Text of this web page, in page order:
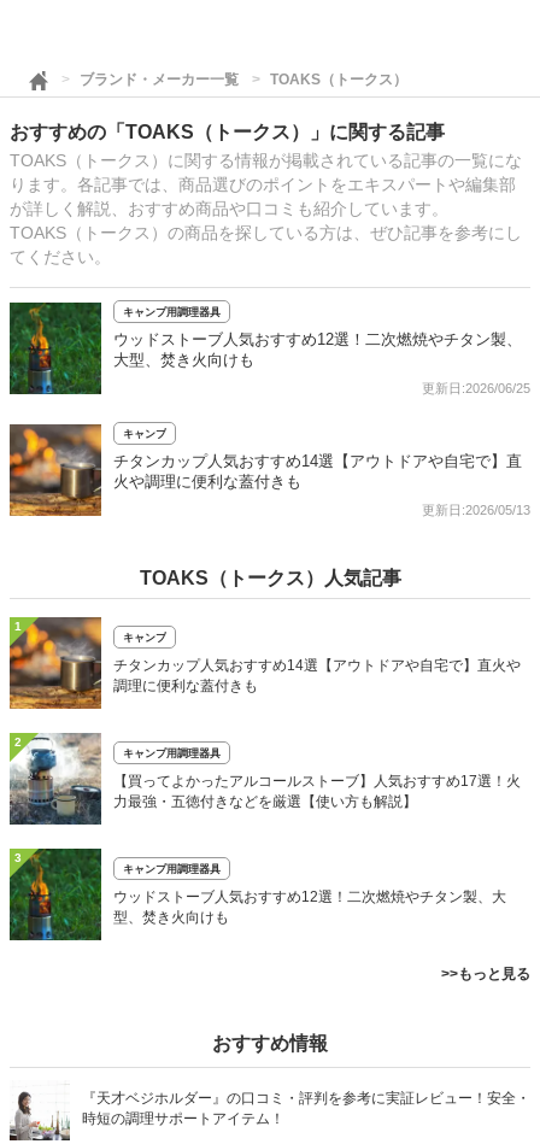
ブランド・メーカー一覧 TOAKS（トークス）
おすすめの「TOAKS（トークス）」に関する記事
TOAKS（トークス）に関する情報が掲載されている記事の一覧にな
ります。各記事では、商品選びのポイントをエキスパートや編集部
が詳しく解説、おすすめ商品や口コミも紹介しています。
TOAKS（トークス）の商品を探している方は、ぜひ記事を参考にし
てください。
キャンプ用調理器具
ウッドストーブ人気おすすめ12選！二次燃焼やチタン製、
大型、焚き火向けも
更新日:2026/06/25
キャンプ
チタンカップ人気おすすめ14選【アウトドアや自宅で】直
火や調理に便利な蓋付きも
更新日:2026/05/13
TOAKS（トークス）人気記事
1
キャンプ
チタンカップ人気おすすめ14選【アウトドアや自宅で】直火や
調理に便利な蓋付きも
2
キャンプ用調理器具
【買ってよかったアルコールストーブ】人気おすすめ17選！火
力最強・五徳付きなどを厳選【使い方も解説】
3
キャンプ用調理器具
ウッドストーブ人気おすすめ12選！二次燃焼やチタン製、大
型、焚き火向けも
>>もっと見る
おすすめ情報
『天才ベジホルダー』の口コミ・評判を参考に実証レビュー！安全・
時短の調理サポートアイテム！